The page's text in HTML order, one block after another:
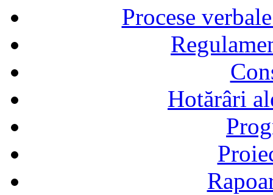
Procese
Hotărâri